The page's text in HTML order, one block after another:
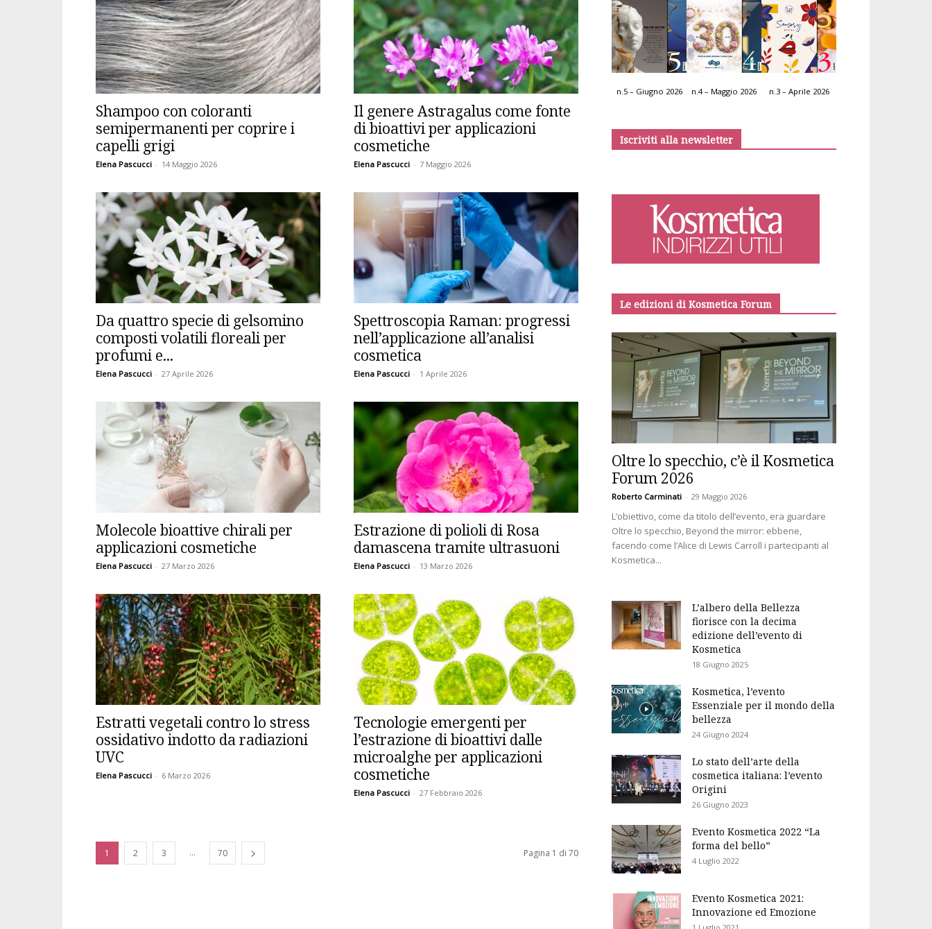
Shampoo con coloranti
semipermanenti per coprire i
capelli grigi
Elena Pascucci - 14 Maggio 2026
Il genere Astragalus come fonte
di bioattivi per applicazioni
cosmetiche
Elena Pascucci - 7 Maggio 2026
Da quattro specie di gelsomino
composti volatili floreali per
profumi e...
Elena Pascucci - 27 Aprile 2026
Spettroscopia Raman: progressi
nell’applicazione all’analisi
cosmetica
Elena Pascucci - 1 Aprile 2026
Molecole bioattive chirali per
applicazioni cosmetiche
Elena Pascucci - 27 Marzo 2026
Estrazione di polioli di Rosa
damascena tramite ultrasuoni
Elena Pascucci - 13 Marzo 2026
Estratti vegetali contro lo stress
ossidativo indotto da radiazioni
UVC
Elena Pascucci - 6 Marzo 2026
Tecnologie emergenti per
l’estrazione di bioattivi dalle
microalghe per applicazioni
cosmetiche
Elena Pascucci - 27 Febbraio 2026
1 2 3 ... 70 Pagina 1 di 70
n.5 – Giugno 2026 n.4 – Maggio 2026 n.3 – Aprile 2026
Iscriviti alla newsletter
Le edizioni di Kosmetica Forum
Oltre lo specchio, c’è il Kosmetica
Forum 2026
Roberto Carminati - 29 Maggio 2026
L’obiettivo, come da titolo dell’evento, era guardare
Oltre lo specchio, Beyond the mirror: ebbene,
facendo come l’Alice di Lewis Carroll i partecipanti al
Kosmetica...
L’albero della Bellezza
fiorisce con la decima
edizione dell’evento di
Kosmetica
18 Giugno 2025
Kosmetica, l’evento
Essenziale per il mondo della
bellezza
24 Giugno 2024
Lo stato dell’arte della
cosmetica italiana: l’evento
Origini
26 Giugno 2023
Evento Kosmetica 2022 “La
forma del bello”
4 Luglio 2022
Evento Kosmetica 2021:
Innovazione ed Emozione